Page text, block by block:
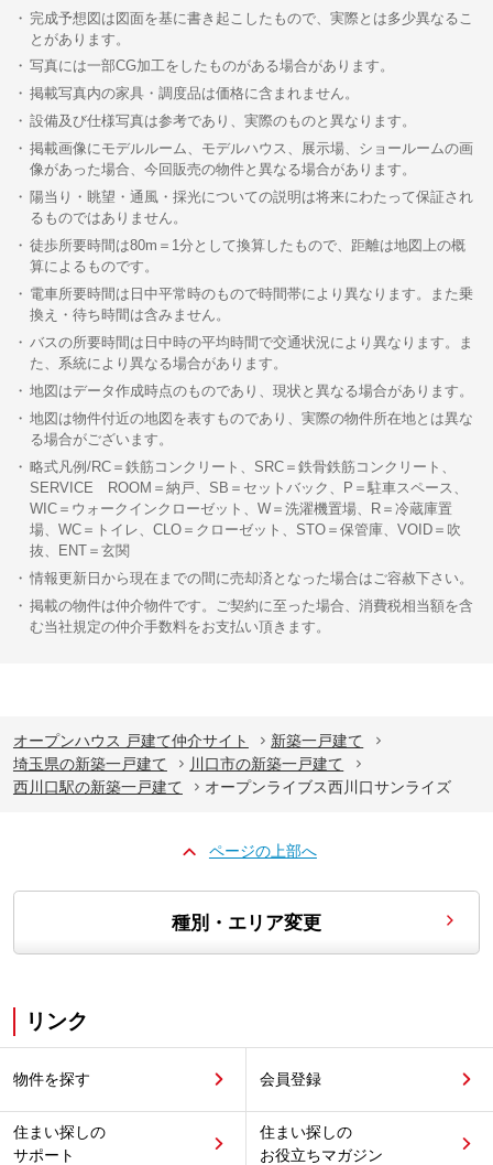
完成予想図は図面を基に書き起こしたもので、実際とは多少異なるこ
とがあります。
写真には一部CG加工をしたものがある場合があります。
掲載写真内の家具・調度品は価格に含まれません。
設備及び仕様写真は参考であり、実際のものと異なります。
掲載画像にモデルルーム、モデルハウス、展示場、ショールームの画
像があった場合、今回販売の物件と異なる場合があります。
陽当り・眺望・通風・採光についての説明は将来にわたって保証され
るものではありません。
徒歩所要時間は80m＝1分として換算したもので、距離は地図上の概
算によるものです。
電車所要時間は日中平常時のもので時間帯により異なります。また乗
換え・待ち時間は含みません。
バスの所要時間は日中時の平均時間で交通状況により異なります。ま
た、系統により異なる場合があります。
地図はデータ作成時点のものであり、現状と異なる場合があります。
地図は物件付近の地図を表すものであり、実際の物件所在地とは異な
る場合がございます。
略式凡例/RC＝鉄筋コンクリート、SRC＝鉄骨鉄筋コンクリート、
SERVICE ROOM＝納戸、SB＝セットバック、P＝駐車スペース、
WIC＝ウォークインクローゼット、W＝洗濯機置場、R＝冷蔵庫置
場、WC＝トイレ、CLO＝クローゼット、STO＝保管庫、VOID＝吹
抜、ENT＝玄関
情報更新日から現在までの間に売却済となった場合はご容赦下さい。
掲載の物件は仲介物件です。ご契約に至った場合、消費税相当額を含
む当社規定の仲介手数料をお支払い頂きます。
オープンハウス 戸建て仲介サイト
新築一戸建て
埼玉県の新築一戸建て
川口市の新築一戸建て
西川口駅の新築一戸建て
オープンライブス西川口サンライズ
ページの上部へ
種別・エリア変更
リンク
物件を探す 会員登録
住まい探しの
サポート
住まい探しの
お役立ちマガジン